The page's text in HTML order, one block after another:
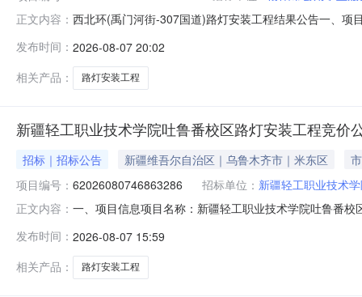
正文内容： 西北环(禹门河街-307国道)路灯安装工程结果公告一、
由其他事项四、主要标的信息工程类主要标的信息：序
发布时间： 2026-08-07 20:02
相关产品：
路灯安装工程
新疆轻工职业技术学院吐鲁番校区路灯安装工程竞价
招标｜招标公告 新疆维吾尔自治区｜乌鲁木齐市｜米东区
项目编号： 62026080746863286 招标单位： 新疆轻工职业技术
正文内容： 一、项目信息项目名称：新疆轻工职业技术学院吐鲁番
程核心参数要求:商品类目:房屋修缮;新疆轻工职业技术
发布时间： 2026-08-07 15:59
相关产品：
路灯安装工程